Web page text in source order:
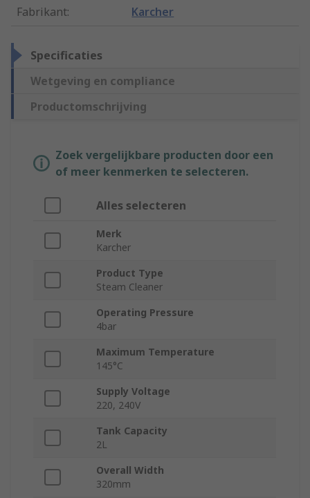
Fabrikant: Karcher
Specificaties
Wetgeving en compliance
Productomschrijving
Zoek vergelijkbare producten door een
of meer kenmerken te selecteren.
Alles selecteren
Merk
Karcher
Product Type
Steam Cleaner
Operating Pressure
4bar
Maximum Temperature
145°C
Supply Voltage
220, 240V
Tank Capacity
2L
Overall Width
320mm